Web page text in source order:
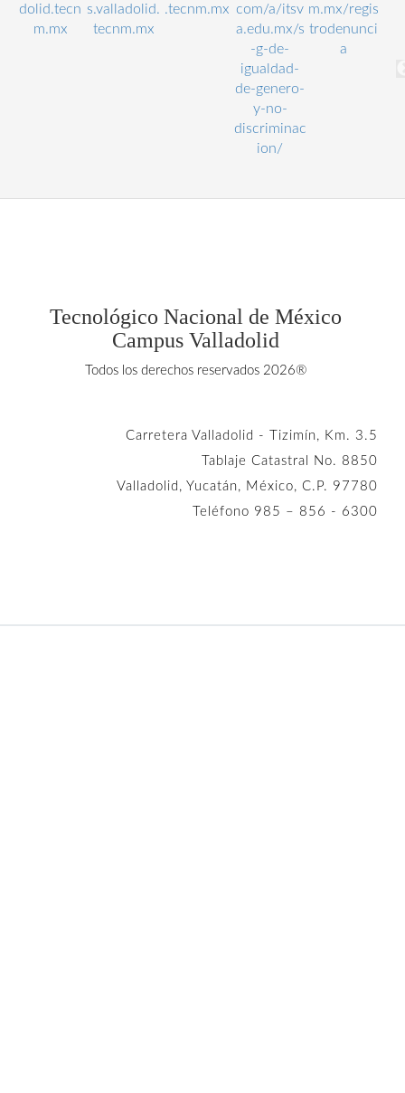
Tecnológico Nacional de México
Campus Valladolid
Todos los derechos reservados 2026®
Carretera Valladolid - Tizimín, Km. 3.5
Tablaje Catastral No. 8850
Valladolid, Yucatán, México, C.P. 97780
Teléfono 985 – 856 - 6300